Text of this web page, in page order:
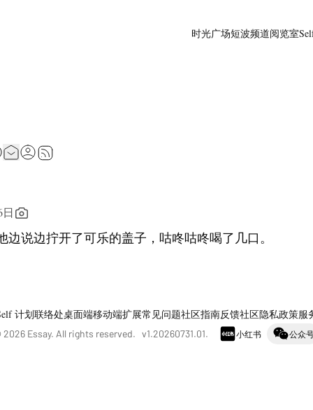
时光广场短波频道阅览室
边说边拧开了可乐的盖子，咕咚咕咚喝了几口。
计划联络处桌面端移动端扩展常见问题社区指南反馈社区隐私政策服
2026 Essay. All rights reserved. v1.20260731.01. 小红书 公众